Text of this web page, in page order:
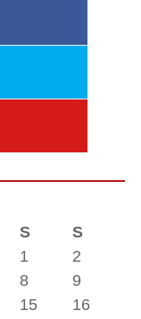
S
S
1
2
8
9
15
16